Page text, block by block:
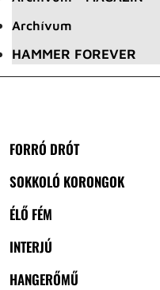
Archívum
HAMMER FOREVER
FORRÓ DRÓT
SOKKOLÓ KORONGOK
ÉLŐ FÉM
INTERJÚ
HANGERŐMŰ